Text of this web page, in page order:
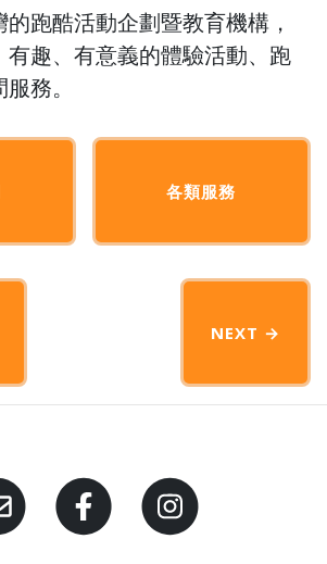
跑酷活動企劃暨教育機構，
有趣、有意義的體驗活動、跑
務。
各類服務
NEXT →